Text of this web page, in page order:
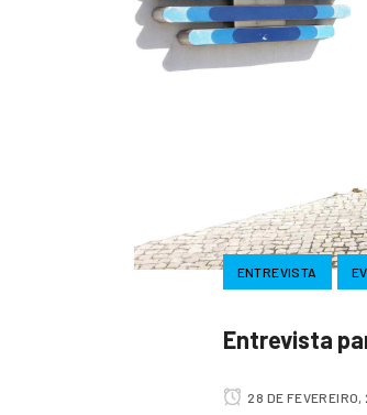
ENTREVISTA
Entrevista
28 DE FEVEREIRO,